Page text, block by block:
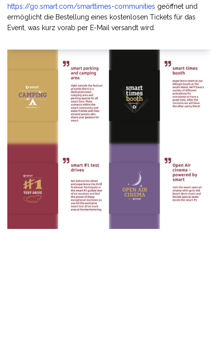
https://go.smart.com/smarttimes-communities geöffnet und
ermöglicht die Bestellung eines kostenlosen Tickets für das
Event, was kurz vorab per E-Mail versandt wird.